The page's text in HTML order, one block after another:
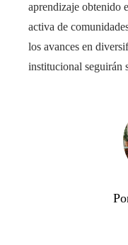
aprendizaje obtenido
activa de
los avances en
institucional seguirán